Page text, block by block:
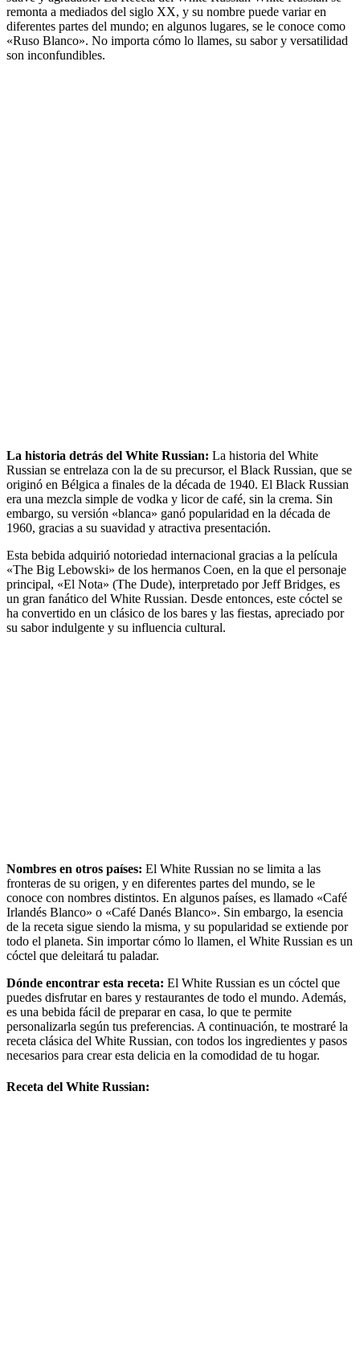
remonta a mediados del siglo XX, y su nombre puede variar en
diferentes partes del mundo; en algunos lugares, se le conoce como
«Ruso Blanco». No importa cómo lo llames, su sabor y versatilidad
son inconfundibles.
La historia detrás del White Russian: La historia del White
Russian se entrelaza con la de su precursor, el Black Russian, que se
originó en Bélgica a finales de la década de 1940. El Black Russian
era una mezcla simple de vodka y licor de café, sin la crema. Sin
embargo, su versión «blanca» ganó popularidad en la década de
1960, gracias a su suavidad y atractiva presentación.
Esta bebida adquirió notoriedad internacional gracias a la película
«The Big Lebowski» de los hermanos Coen, en la que el personaje
principal, «El Nota» (The Dude), interpretado por Jeff Bridges, es
un gran fanático del White Russian. Desde entonces, este cóctel se
ha convertido en un clásico de los bares y las fiestas, apreciado por
su sabor indulgente y su influencia cultural.
Nombres en otros países: El White Russian no se limita a las
fronteras de su origen, y en diferentes partes del mundo, se le
conoce con nombres distintos. En algunos países, es llamado «Café
Irlandés Blanco» o «Café Danés Blanco». Sin embargo, la esencia
de la receta sigue siendo la misma, y su popularidad se extiende por
todo el planeta. Sin importar cómo lo llamen, el White Russian es un
cóctel que deleitará tu paladar.
Dónde encontrar esta receta: El White Russian es un cóctel que
puedes disfrutar en bares y restaurantes de todo el mundo. Además,
es una bebida fácil de preparar en casa, lo que te permite
personalizarla según tus preferencias. A continuación, te mostraré la
receta clásica del White Russian, con todos los ingredientes y pasos
necesarios para crear esta delicia en la comodidad de tu hogar.
Receta del White Russian: